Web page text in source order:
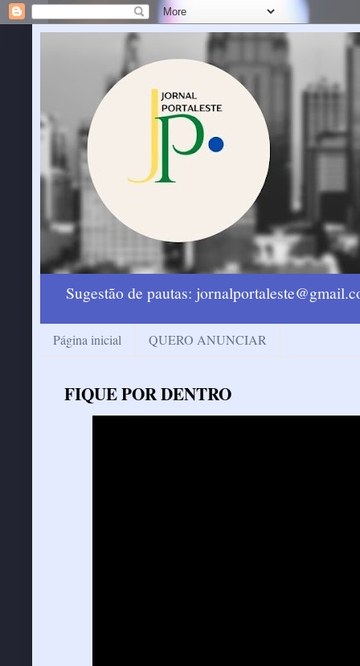
Sugestão de pautas:
Página inicial QUERO ANUNCIAR
FIQUE POR DENTRO